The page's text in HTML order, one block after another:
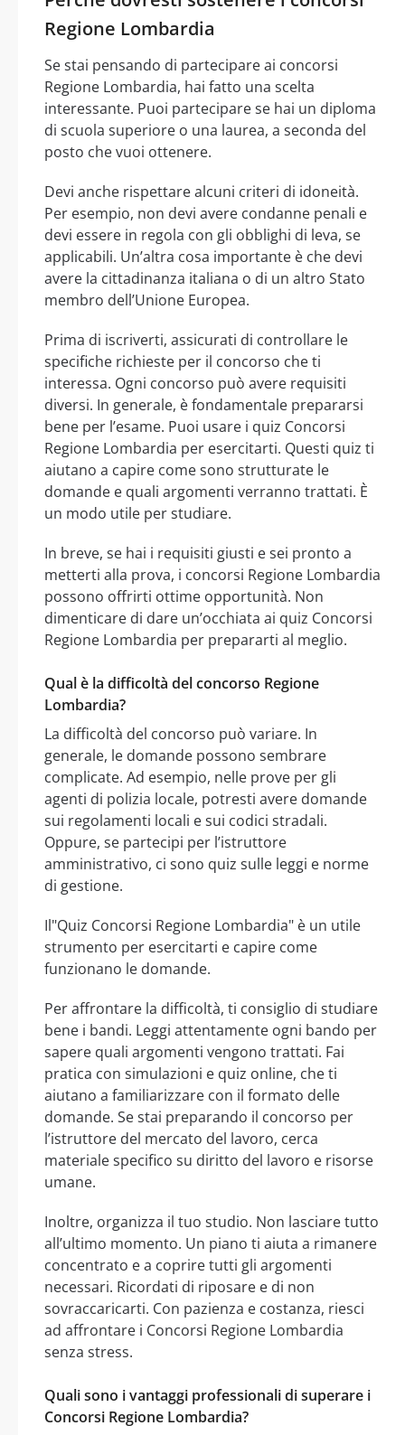
Regione Lombardia
Se stai pensando di partecipare ai concorsi
Regione Lombardia, hai fatto una scelta
interessante. Puoi partecipare se hai un diploma
di scuola superiore o una laurea, a seconda del
posto che vuoi ottenere.
Devi anche rispettare alcuni criteri di idoneità.
Per esempio, non devi avere condanne penali e
devi essere in regola con gli obblighi di leva, se
applicabili. Un’altra cosa importante è che devi
avere la cittadinanza italiana o di un altro Stato
membro dell’Unione Europea.
Prima di iscriverti, assicurati di controllare le
specifiche richieste per il concorso che ti
interessa. Ogni concorso può avere requisiti
diversi. In generale, è fondamentale prepararsi
bene per l’esame. Puoi usare i quiz Concorsi
Regione Lombardia per esercitarti. Questi quiz ti
aiutano a capire come sono strutturate le
domande e quali argomenti verranno trattati. È
un modo utile per studiare.
In breve, se hai i requisiti giusti e sei pronto a
metterti alla prova, i concorsi Regione Lombardia
possono offrirti ottime opportunità. Non
dimenticare di dare un’occhiata ai quiz Concorsi
Regione Lombardia per prepararti al meglio.
Qual è la difficoltà del concorso Regione
Lombardia?
La difficoltà del concorso può variare. In
generale, le domande possono sembrare
complicate. Ad esempio, nelle prove per gli
agenti di polizia locale, potresti avere domande
sui regolamenti locali e sui codici stradali.
Oppure, se partecipi per l’istruttore
amministrativo, ci sono quiz sulle leggi e norme
di gestione.
Il"Quiz Concorsi Regione Lombardia" è un utile
strumento per esercitarti e capire come
funzionano le domande.
Per affrontare la difficoltà, ti consiglio di studiare
bene i bandi. Leggi attentamente ogni bando per
sapere quali argomenti vengono trattati. Fai
pratica con simulazioni e quiz online, che ti
aiutano a familiarizzare con il formato delle
domande. Se stai preparando il concorso per
l’istruttore del mercato del lavoro, cerca
materiale specifico su diritto del lavoro e risorse
umane.
Inoltre, organizza il tuo studio. Non lasciare tutto
all’ultimo momento. Un piano ti aiuta a rimanere
concentrato e a coprire tutti gli argomenti
necessari. Ricordati di riposare e di non
sovraccaricarti. Con pazienza e costanza, riesci
ad affrontare i Concorsi Regione Lombardia
senza stress.
Quali sono i vantaggi professionali di superare i
Concorsi Regione Lombardia?